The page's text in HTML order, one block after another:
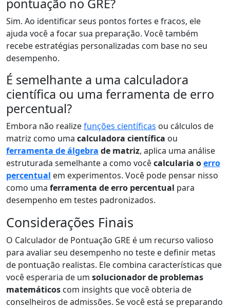
pontuação no GRE?
Sim. Ao identificar seus pontos fortes e fracos, ele
ajuda você a focar sua preparação. Você também
recebe estratégias personalizadas com base no seu
desempenho.
É semelhante a uma calculadora
científica ou uma ferramenta de erro
percentual?
Embora não realizefunções científicas ou cálculos de
matriz como uma calculadora científica ou
ferramenta de álgebra de matriz, aplica uma análise
estruturada semelhante a como vocêcalcularia oerro
percentual em experimentos. Você pode pensar nisso
como uma ferramenta de erro percentual para
desempenho em testes padronizados.
Considerações Finais
O Calculador de Pontuação GRE é um recurso valioso
para avaliar seu desempenho no teste e definir metas
de pontuação realistas. Ele combina características que
você esperaria de um solucionador de problemas
matemáticos com insights que você obteria de
conselheiros de admissões. Se você está se preparando